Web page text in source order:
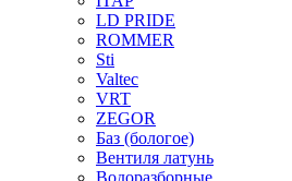
LD PRIDE
ROMMER
Sti
Valtec
VRT
ZEGOR
Баз (бологое)
Вентиля латунь
Водоразборные